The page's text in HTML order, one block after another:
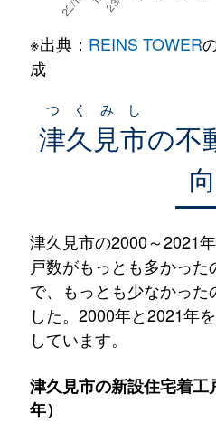
※出典： REINS TOWER
成
津久見市
つくみし
の不
向
津久見市の2000～2021
戸数がもっとも多かっ
で、もっとも少なかっ
した。2000年と2021年
しています。
津久見市の新設住宅着工
年）